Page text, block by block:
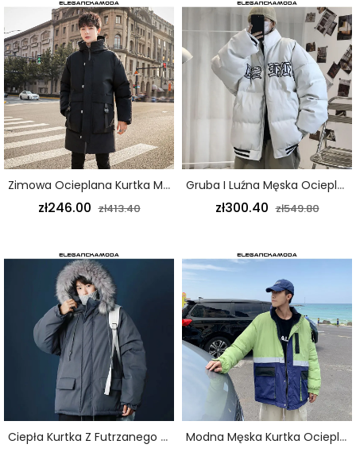
Zimowa Ocieplana Kurtka Męska Z Długimi Grubymi Sprzączkami Z Kapturem Czarna Wąska Kurtka
zł246.00 zł413.40
Gruba I Luźna Męska Ocieplana Kurtka Bez Hip-Hopu I Wygodna Biała
zł300.40 zł549.80
Ciepła Kurtka Z Futrzanego Kołnierza Na Jesień I Zimę Wysokiej Jakości Ocieplana Męska Kurtka Szara Modna Męska Kurtka Ocieplana Na Zewnątrz Odblaskowa Zieleń